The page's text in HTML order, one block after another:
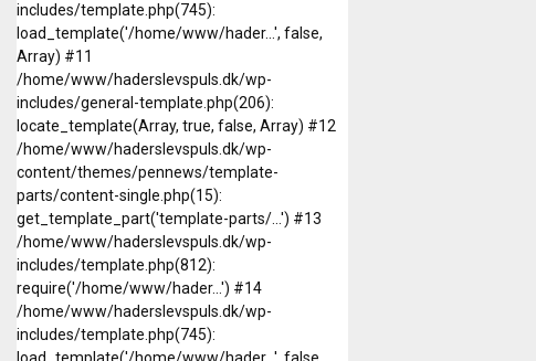
includes/template.php(745):
load_template('/home/www/hader...', false,
Array) #11
/home/www/haderslevspuls.dk/wp-
includes/general-template.php(206):
locate_template(Array, true, false, Array) #12
/home/www/haderslevspuls.dk/wp-
content/themes/pennews/template-
parts/content-single.php(15):
get_template_part('template-parts/...') #13
/home/www/haderslevspuls.dk/wp-
includes/template.php(812):
require('/home/www/hader...') #14
/home/www/haderslevspuls.dk/wp-
includes/template.php(745):